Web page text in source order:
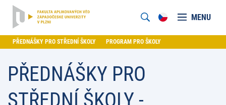
MENU
PŘEDNÁŠKY PRO STŘEDNÍ ŠKOLY PROGRAM PRO ŠKOLY
PŘEDNÁŠKY PRO
STŘEDNÍ ŠKOLY -